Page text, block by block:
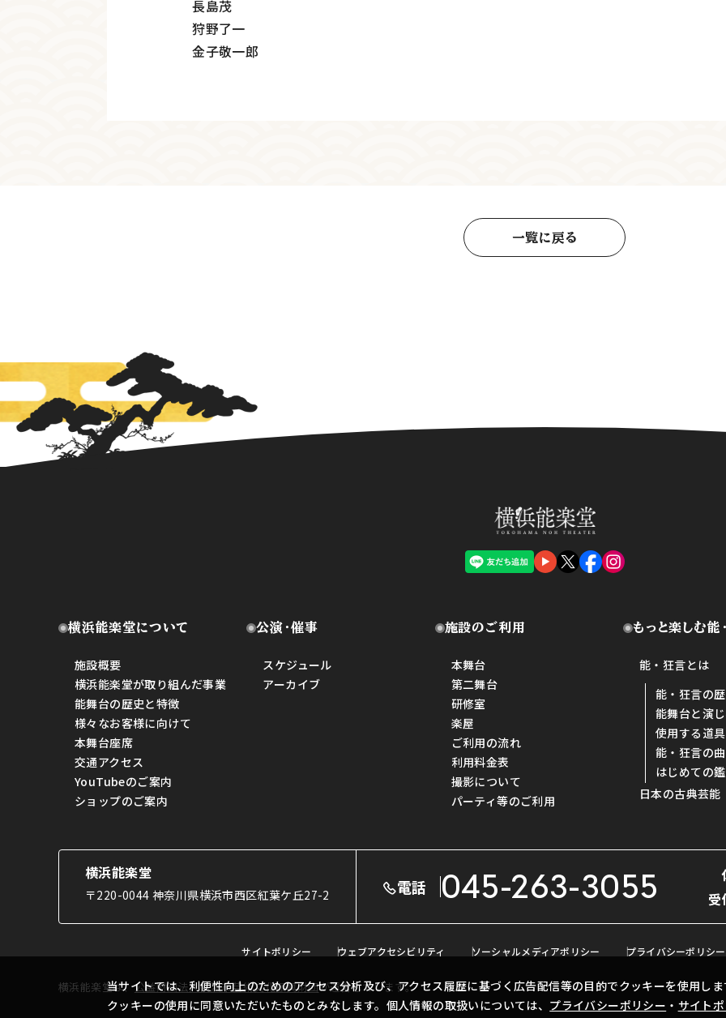
当サイトでは、利便性向上のためのアクセス分析及び、アクセス履歴に基づく広告配信等の目的でクッキーを使用し
クッキーの使用に同意いただいたものとみなします。個人情報の取扱いについては、 プライバシーポリシー ・ サイト
長島茂
狩野了一
金子敬一郎
一覧に戻る
横浜能楽堂について
施設概要
横浜能楽堂が取り組んだ事業
能舞台の歴史と特徴
様々なお客様に向けて
本舞台座席
交通アクセス
YouTubeのご案内
ショップのご案内
公演・催事
スケジュール
アーカイブ
施設のご利用
本舞台
第二舞台
研修室
楽屋
ご利用の流れ
利用料金表
撮影について
パーティ等のご利用
もっと楽しむ能
能・狂言とは
能・狂言の
能舞台と演
使用する道具
能・狂言の
はじめての
日本の古典芸能
横浜能楽堂
〒220-0044 神奈川県横浜市西区紅葉ケ丘27-2 電話 045-263-3055
受
サイトポリシー ウェブアクセシビリティ ソーシャルメディアポリシー プライバシーポリシー
横浜能楽堂は、公益財団法人横浜市芸術文化振興財団が運営しています。